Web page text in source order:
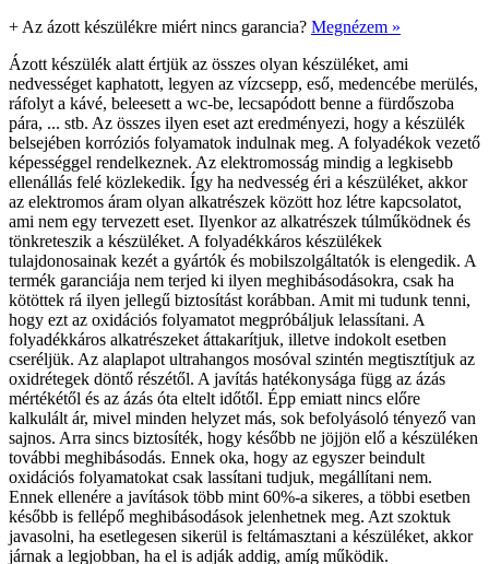
+ Az ázott készülékre miért nincs garancia? Megnézem »
Ázott készülék alatt értjük az összes olyan készüléket, ami
nedvességet kaphatott, legyen az vízcsepp, eső, medencébe merülés,
ráfolyt a kávé, beleesett a wc-be, lecsapódott benne a fürdőszoba
pára, ... stb. Az összes ilyen eset azt eredményezi, hogy a készülék
belsejében korróziós folyamatok indulnak meg. A folyadékok vezető
képességgel rendelkeznek. Az elektromosság mindig a legkisebb
ellenállás felé közlekedik. Így ha nedvesség éri a készüléket, akkor
az elektromos áram olyan alkatrészek között hoz létre kapcsolatot,
ami nem egy tervezett eset. Ilyenkor az alkatrészek túlműködnek és
tönkreteszik a készüléket. A folyadékkáros készülékek
tulajdonosainak kezét a gyártók és mobilszolgáltatók is elengedik. A
termék garanciája nem terjed ki ilyen meghibásodásokra, csak ha
kötöttek rá ilyen jellegű biztosítást korábban. Amit mi tudunk tenni,
hogy ezt az oxidációs folyamatot megpróbáljuk lelassítani. A
folyadékkáros alkatrészeket áttakarítjuk, illetve indokolt esetben
cseréljük. Az alaplapot ultrahangos mosóval szintén megtisztítjuk az
oxidrétegek döntő részétől. A javítás hatékonysága függ az ázás
mértékétől és az ázás óta eltelt időtől. Épp emiatt nincs előre
kalkulált ár, mivel minden helyzet más, sok befolyásoló tényező van
sajnos. Arra sincs biztosíték, hogy később ne jöjjön elő a készüléken
további meghibásodás. Ennek oka, hogy az egyszer beindult
oxidációs folyamatokat csak lassítani tudjuk, megállítani nem.
Ennek ellenére a javítások több mint 60%-a sikeres, a többi esetben
később is fellépő meghibásodások jelenhetnek meg. Azt szoktuk
javasolni, ha esetlegesen sikerül is feltámasztani a készüléket, akkor
járnak a legjobban, ha el is adják addig, amíg működik.